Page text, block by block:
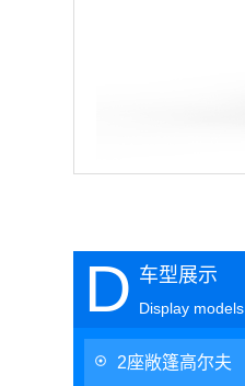
D 车型展示
Display models
2座敞篷高尔夫